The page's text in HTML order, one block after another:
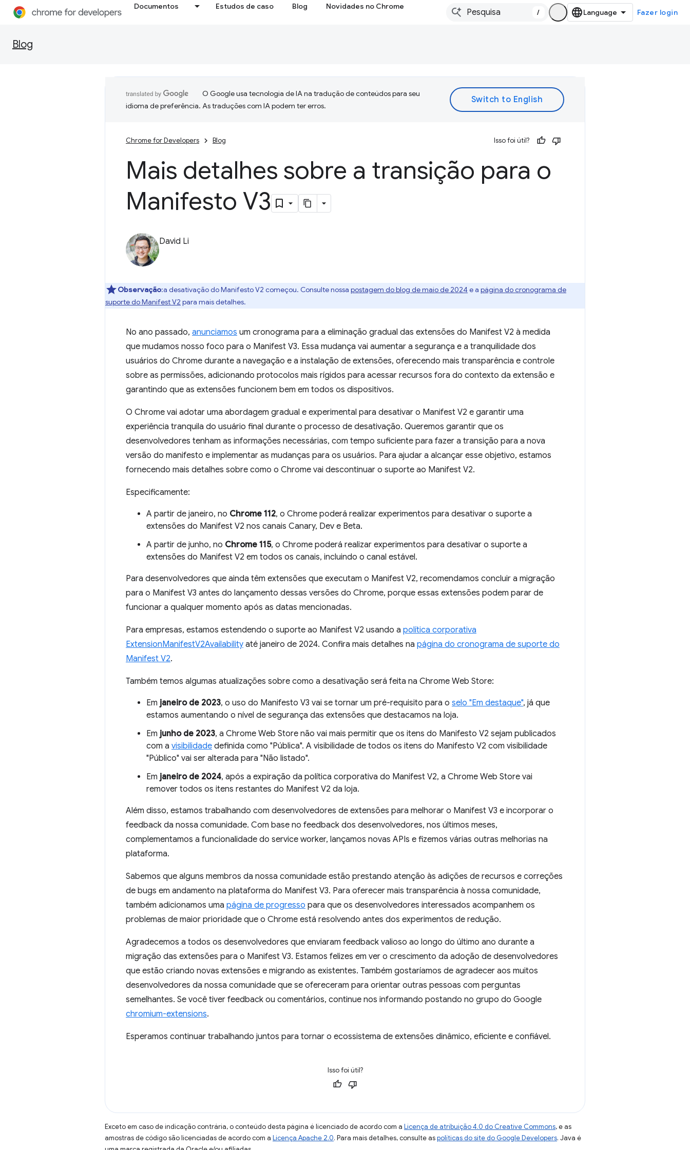
Documentos Estudos de caso Blog Novidades no Chrome
/ Fazer login
Blog
O Google usa tecnologia de IA na tradução de conteúdos para seu
idioma de preferência. As traduções com IA podem ter erros.
Chrome for Developers Blog Isso foi útil?
Mais detalhes sobre a transição para o
Manifesto V3
David Li
Observação:a desativação do Manifesto V2 começou. Consulte nossa postagem do blog de maio de 2024e a página do cronograma de
suporte do Manifest V2 para mais detalhes.
No ano passado, anunciamos um cronograma para a eliminação gradual das extensões do Manifest V2 à medida
que mudamos nosso foco para o Manifest V3. Essa mudança vai aumentar a segurança e a tranquilidade dos
usuários do Chrome durante a navegação e a instalação de extensões, oferecendo mais transparência e controle
sobre as permissões, adicionando protocolos mais rígidos para acessar recursos fora do contexto da extensão e
garantindo que as extensões funcionem bem em todos os dispositivos.
O Chrome vai adotar uma abordagem gradual e experimental para desativar o Manifest V2 e garantir uma
experiência tranquila do usuário final durante o processo de desativação. Queremos garantir que os
desenvolvedores tenham as informações necessárias, com tempo suficiente para fazer a transição para a nova
versão do manifesto e implementar as mudanças para os usuários. Para ajudar a alcançar esse objetivo, estamos
fornecendo mais detalhes sobre como o Chrome vai descontinuar o suporte ao Manifest V2.
Especificamente:
A partir de janeiro, no Chrome 112, o Chrome poderá realizar experimentos para desativar o suporte a
extensões do Manifest V2 nos canais Canary, Dev e Beta.
A partir de junho, no Chrome 115, o Chrome poderá realizar experimentos para desativar o suporte a
extensões do Manifest V2 em todos os canais, incluindo o canal estável.
Para desenvolvedores que ainda têm extensões que executam o Manifest V2, recomendamos concluir a migração
para o Manifest V3 antes do lançamento dessas versões do Chrome, porque essas extensões podem parar de
funcionar a qualquer momento após as datas mencionadas.
Para empresas, estamos estendendo o suporte ao Manifest V2 usando a política corporativa
ExtensionManifestV2Availability até janeiro de 2024. Confira mais detalhes na página do cronograma de suporte do
Manifest V2.
Também temos algumas atualizações sobre como a desativação será feita na Chrome Web Store:
Em janeiro de 2023, o uso do Manifesto V3 vai se tornar um pré-requisito para o selo "Em destaque", já que
estamos aumentando o nível de segurança das extensões que destacamos na loja.
Em junho de 2023, a Chrome Web Store não vai mais permitir que os itens do Manifesto V2 sejam publicados
com a visibilidade definida como "Pública". A visibilidade de todos os itens do Manifesto V2 com visibilidade
"Público" vai ser alterada para "Não listado".
Em janeiro de 2024, após a expiração da política corporativa do Manifest V2, a Chrome Web Store vai
remover todos os itens restantes do Manifest V2 da loja.
Além disso, estamos trabalhando com desenvolvedores de extensões para melhorar o Manifest V3 e incorporar o
feedback da nossa comunidade. Com base no feedback dos desenvolvedores, nos últimos meses,
complementamos a funcionalidade do service worker, lançamos novas APIs e fizemos várias outras melhorias na
plataforma.
Sabemos que alguns membros da nossa comunidade estão prestando atenção às adições de recursos e correções
de bugs em andamento na plataforma do Manifest V3. Para oferecer mais transparência à nossa comunidade,
também adicionamos uma página de progresso para que os desenvolvedores interessados acompanhem os
problemas de maior prioridade que o Chrome está resolvendo antes dos experimentos de redução.
Agradecemos a todos os desenvolvedores que enviaram feedback valioso ao longo do último ano durante a
migração das extensões para o Manifest V3. Estamos felizes em ver o crescimento da adoção de desenvolvedores
que estão criando novas extensões e migrando as existentes. Também gostaríamos de agradecer aos muitos
desenvolvedores da nossa comunidade que se ofereceram para orientar outras pessoas com perguntas
semelhantes. Se você tiver feedback ou comentários, continue nos informando postando no grupo do Google
chromium-extensions.
Esperamos continuar trabalhando juntos para tornar o ecossistema de extensões dinâmico, eficiente e confiável.
Isso foi útil?
Exceto em caso de indicação contrária, o conteúdo desta página é licenciado de acordo com a Licença de atribuição 4.0 do Creative Commons, e as
amostras de código são licenciadas de acordo com a Licença Apache 2.0. Para mais detalhes, consulte aspolíticas do site do Google Developers. Java é